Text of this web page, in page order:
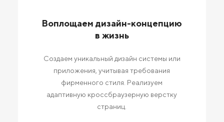
Воплощаем дизайн-концепцию
в жизнь
Создаем уникальный дизайн системы или
приложения, учитывая требования
фирменного стиля. Реализуем
адаптивную кроссбраузерную верстку
страниц.